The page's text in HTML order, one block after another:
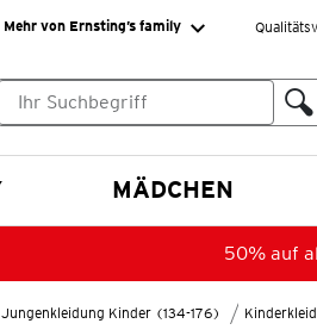
Mehr von Ernsting’s family
MÄDCHEN
50% auf
Jungenkleidung Kinder (134-176)